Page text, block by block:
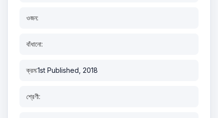
ওজন:
বাঁধানো:
ক্রম:1st Published, 2018
শ্রেণী: